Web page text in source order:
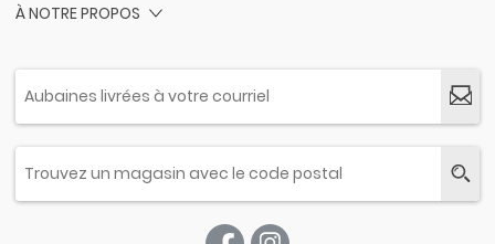
À NOTRE PROPOS